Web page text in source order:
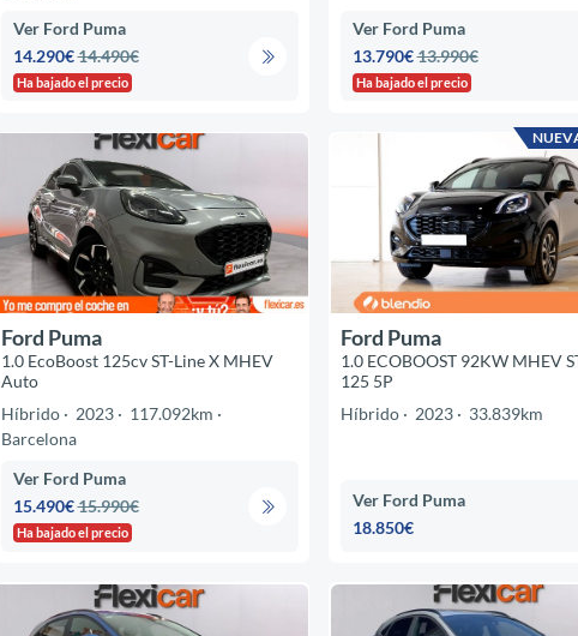
Ver Ford Puma
14.290€14.490€
Ha bajado el precio
Ver Ford Puma
13.790€13.990€
Ha bajado el precio
Ford Puma
1.0 EcoBoost 125cv ST-Line X MHEV
Auto
Híbrido
2023
117.092km
Barcelona
Ver Ford Puma
15.490€15.990€
Ha bajado el precio
Ford Puma
1.0 ECOBOOST 92KW MHEV
125 5P
Híbrido
2023 33.839km
Ver Ford Puma
18.850€